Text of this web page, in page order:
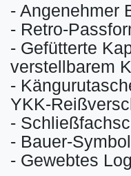
- Angenehmer
- Retro-
- Gefütterte
verstellbarem
-
YKK-
-
- Bauer-
- Gewebtes